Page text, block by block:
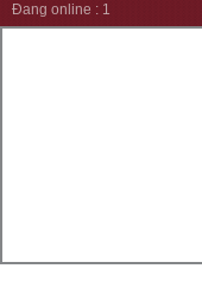
Đang online : 1